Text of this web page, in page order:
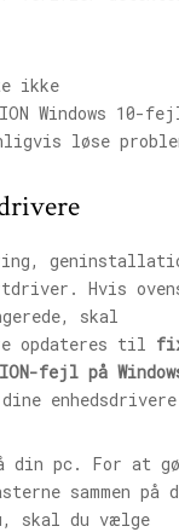
ikke
Windows 10-
løse
Hvis
skal
opdateres til
fejl på
din pc. For at
sammen på
skal du vælge